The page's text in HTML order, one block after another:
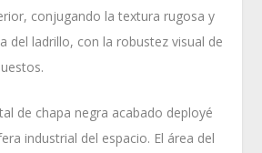
conjugando la textura rugosa y
del ladrillo, con la robustez visual de
de chapa negra acabado deployé
industrial del espacio. El área del